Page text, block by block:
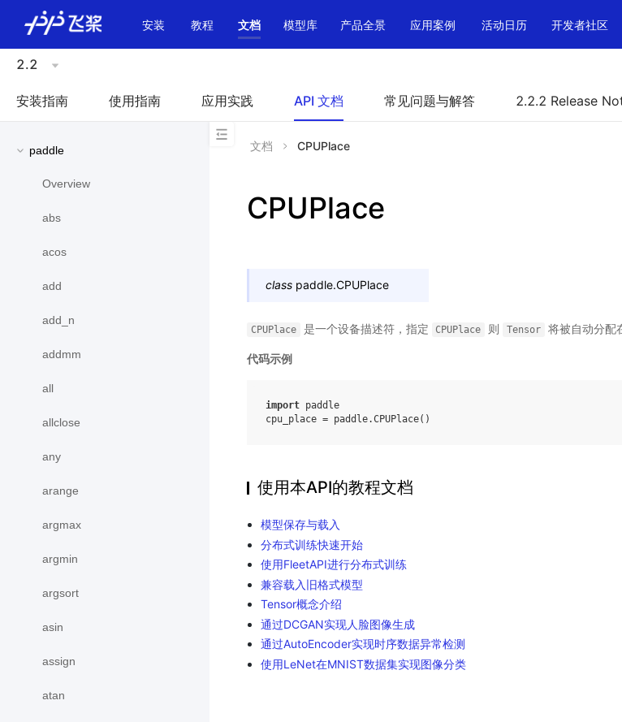
安装 教程 文档 模型库 产品全景 应用案例 活动日历 开发者社区
2.2
安装指南 使用指南 应用实践 API 文档 常见问题与解答 2.2.2 Release
paddle
Overview
abs
acos
add
add_n
addmm
all
allclose
any
arange
argmax
argmin
argsort
asin
assign
atan
文档 CPUPlace
CPUPlace
class paddle.CPUPlace
CPUPlace 是一个设备描述符，指定 CPUPlace 则 Tensor 将被自动分配
代码示例
import paddle
cpu_place = paddle.CPUPlace()
使用本API的教程文档
模型保存与载入
分布式训练快速开始
使用FleetAPI进行分布式训练
兼容载入旧格式模型
Tensor概念介绍
通过DCGAN实现人脸图像生成
通过AutoEncoder实现时序数据异常检测
使用LeNet在MNIST数据集实现图像分类